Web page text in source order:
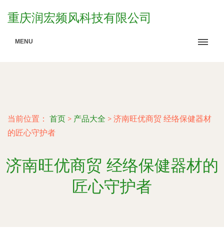
重庆润宏频风科技有限公司
MENU
当前位置： 首页 > 产品大全 > 济南旺优商贸 经络保健器材
的匠心守护者
济南旺优商贸 经络保健器材的
匠心守护者